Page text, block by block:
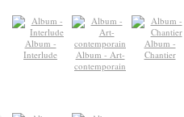
Album -
Interlude
Album - Art-
contemporain
Album -
Chantier